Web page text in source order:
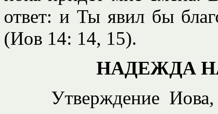
ответ: и Ты явил бы
(Иов 14: 14, 15).
НАДЕЖДА
Утверждение Иова,